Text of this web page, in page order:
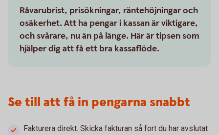
Råvarubrist, prisökningar, räntehöjningar och
osäkerhet. Att ha pengar i kassan är viktigare,
och svårare, nu än på länge. Här är tipsen som
hjälper dig att få ett bra kassaflöde.
Se till att få in pengarna snabbt
Fakturera direkt. Skicka fakturan så fort du har avslutat